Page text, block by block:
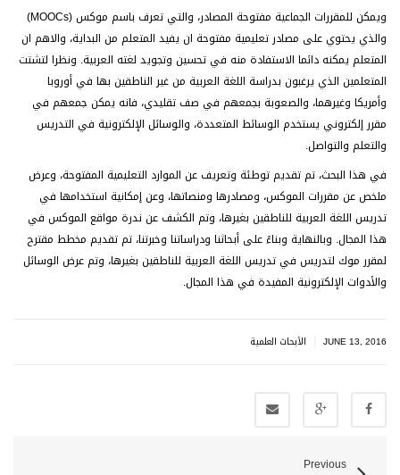
ويمكن للمقررات الجماعية مفتوحة المصادر، والتي تعرف باسم موكس (MOOCs)
والذي يحتوي على مصادر تعليمية مفتوحة ان يفيد المتعلم من البداية، والاهم ان
المتعلم يمكنه دائما الاستفادة منه في تحسين وتجويد لغته العربية. ونظرا لتشتت
المتعلمين الذي يرغبون بدراسة اللغة العربية من غير الناطقين بها في أوروبا
وأمريكا وغيرهما، والصعوبة بجمعهم في صف تقليدي، فانه يمكن جمعهم في
مقرر إلكتروني يستخدم الوسائط المتعددة، والوسائل الإلكترونية في التدريس
والتعلم والتواصل.
في هذا البحث، تم تقديم توطئة وتعريف عن الموارد التعليمية المفتوحة، وعرض
ملخص عن مقررات الموكس، ومصادرها ومنصاتها، وعن إمكانية استخدامها في
تدريس اللغة العربية للناطقين بغيرها، وتم الكشف عن ندرة مواقع الموكس في
هذا المجال. وبالنهاية وبناءً على أبحاثنا ودراساتنا وخبرتنا، تم تقديم مخطط مقترح
لمقرر موك لتدريس في تدريس اللغة العربية للناطقين بغيرها، وتم عرض الوسائل
والأدوات الإلكترونية المفيدة في هذا المجال.
JUNE 13, 2016 الأبحاث العلمية
Previous